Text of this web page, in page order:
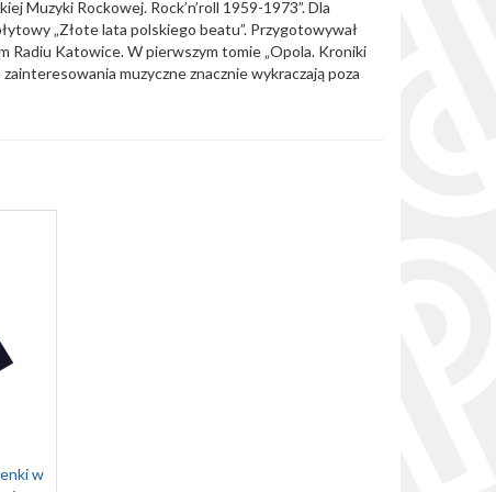
Muzyki Rockowej. Rock’n’roll 1959-1973”. Dla
„Złote lata polskiego beatu”. Przygotowywał
Radiu Katowice. W pierwszym tomie „Opola. Kroniki
muzyczne znacznie wykraczają poza
w